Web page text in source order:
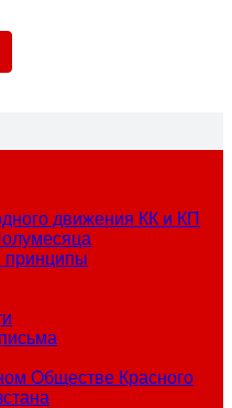
движения КК и КП
принципы
Обществе Красного